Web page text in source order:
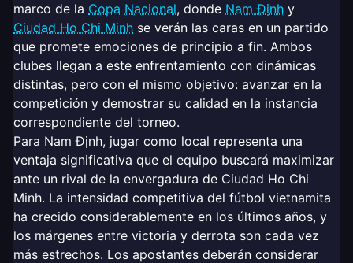
marco de la Copa Nacional, donde Nam Định y
Ciudad Ho Chi Minh se verán las caras en un partido
que promete emociones de principio a fin. Ambos
clubes llegan a este enfrentamiento con dinámicas
distintas, pero con el mismo objetivo: avanzar en la
competición y demostrar su calidad en la instancia
correspondiente del torneo.
Para Nam Định, jugar como local representa una
ventaja significativa que el equipo buscará maximizar
ante un rival de la envergadura de Ciudad Ho Chi
Minh. La intensidad competitiva del fútbol vietnamita
ha crecido considerablemente en los últimos años, y
los márgenes entre victoria y derrota son cada vez
más estrechos. Los apostantes deberán considerar